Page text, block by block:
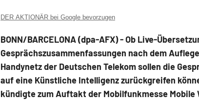
DER AKTIONÄR bei Google bevorzugen
BONN/BARCELONA (dpa-AFX) - Ob Live-
Gesprächszusammenfassungen nach dem
Handynetz der Deutschen Telekomsollen die
auf eine Künstliche Intelligenz zurückgreifen
kündigte zum Auftakt der Mobilfunkmesse Mobile